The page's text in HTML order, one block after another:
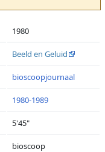
1980
Beeld en Geluid
bioscoopjournaal
1980-1989
5'45"
bioscoop